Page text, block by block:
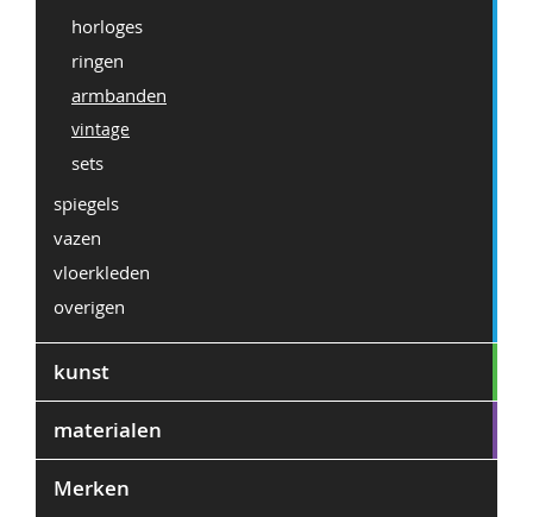
horloges
ringen
armbanden
vintage
sets
spiegels
vazen
vloerkleden
overigen
kunst
materialen
Merken